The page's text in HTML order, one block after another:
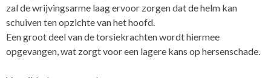
zal de wrijvingsarme laag ervoor zorgen dat de helm kan
schuiven ten opzichte van het hoofd.
Een groot deel van de torsiekrachten wordt hiermee
opgevangen, wat zorgt voor een lagere kans op hersenschade.